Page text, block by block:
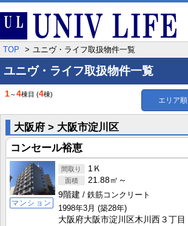
TOP ユニヴ・ライフ取扱物件一覧
ユニヴ・ライフ取扱物件一覧
1～4棟目 (4棟)
エリア順
大阪府 > 大阪市淀川区
コンセール裕恵
マンション
1Ｋ
21.88㎡～
9階建
鉄筋コンクリート
1998年3月 (築28年)
大阪府大阪市淀川区木川西３丁目